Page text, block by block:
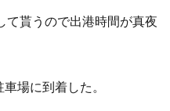
て貰うので出港時間が真夜
場に到着した。